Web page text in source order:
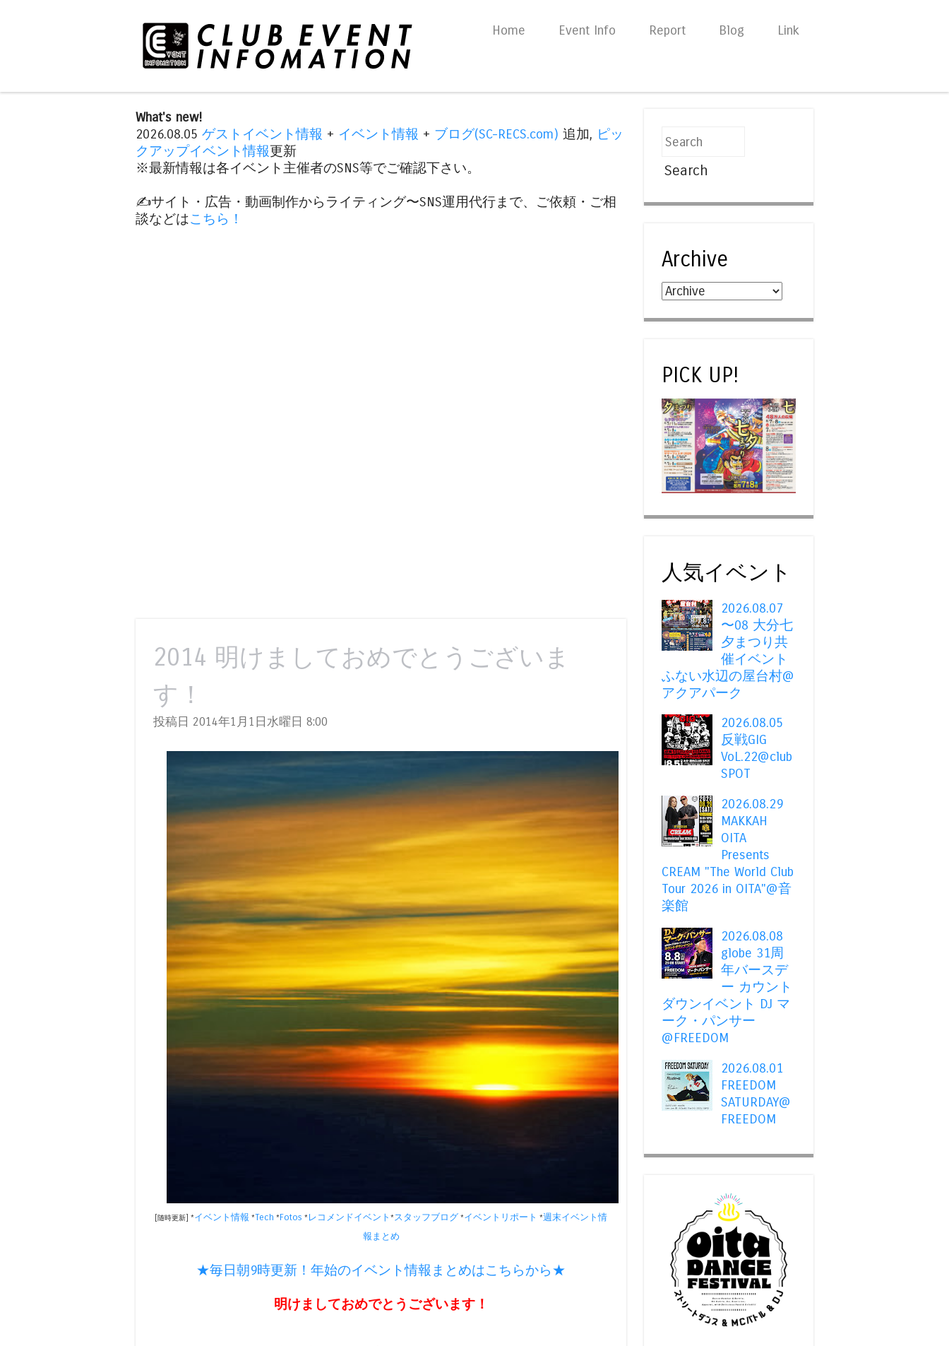
Skip to content
Home Event Info Report Blog Link
What's new!
2026.08.05 ゲストイベント情報 + イベント情報 + ブログ(SC-RECS.com) 追加, ピッ
クアップイベント情報更新
※最新情報は各イベント主催者のSNS等でご確認下さい。
✍️サイト・広告・動画制作からライティング〜SNS運用代行まで、ご依頼・ご相
談などはこちら！
2014 明けましておめでとうございま
す！
投稿日 2014年1月1日水曜日 8:00
[随時更新] *イベント情報 *Tech *Fotos * レコメンドイベント *スタッフブログ *イベントリポート *週末イベント情
報まとめ
★毎日朝9時更新！年始のイベント情報まとめはこちらから★
明けましておめでとうございます！
Search
Archive
PICK UP!
人気イベント
2026.08.07
〜08 大分七
夕まつり共
催イベント
ふない水辺の屋台村@
アクアパーク
2026.08.05
反戦GIG
VoL.22@club
SPOT
2026.08.29
MAKKAH
OITA
Presents
CREAM "The World Club
Tour 2026 in OITA"@音
楽館
2026.08.08
globe 31周
年バースデ
ー カウント
ダウンイベント DJ マ
ーク・パンサー
@FREEDOM
2026.08.01
FREEDOM
SATURDAY@
FREEDOM